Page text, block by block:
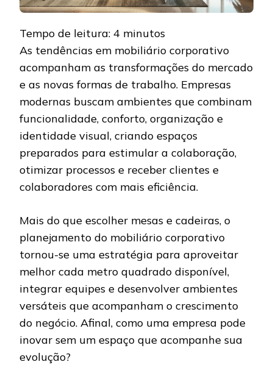
Tempo de leitura: 4 minutos
As tendências em mobiliário corporativo
acompanham as transformações do mercado
e as novas formas de trabalho. Empresas
modernas buscam ambientes que combinam
funcionalidade, conforto, organização e
identidade visual, criando espaços
preparados para estimular a colaboração,
otimizar processos e receber clientes e
colaboradores com mais eficiência.
Mais do que escolher mesas e cadeiras, o
planejamento do mobiliário corporativo
tornou-se uma estratégia para aproveitar
melhor cada metro quadrado disponível,
integrar equipes e desenvolver ambientes
versáteis que acompanham o crescimento
do negócio. Afinal, como uma empresa pode
inovar sem um espaço que acompanhe sua
evolução?